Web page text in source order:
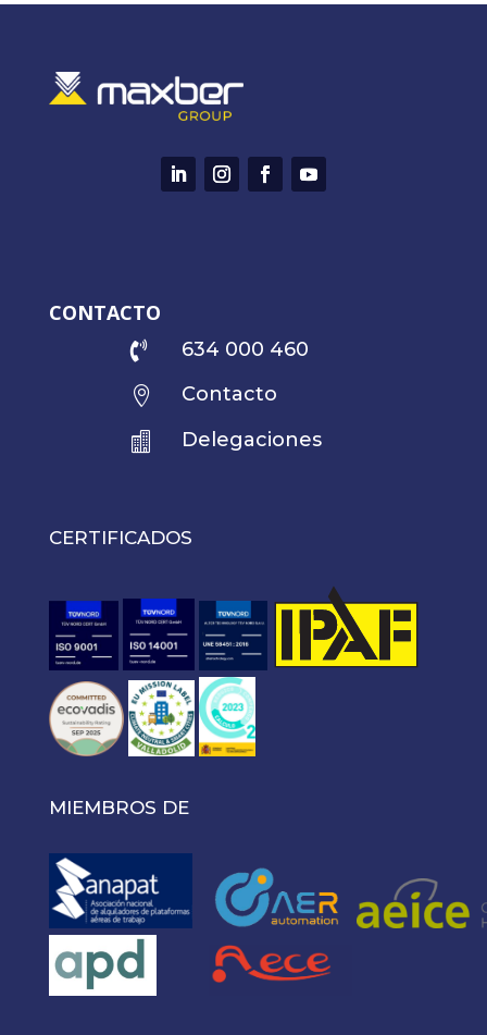
CONTACTO
 634 000 460
 Contacto
 Delegaciones
CERTIFICADOS
MIEMBROS DE